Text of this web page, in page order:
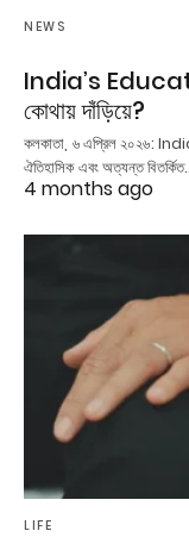
NEWS
India’s
কোথায় দাঁড়িয়ে?
কলকাতা, ৬ এপ্রিল ২০২৬:
ঐতিহাসিক এবং অত্যন্ত
4 months ago
LIFE